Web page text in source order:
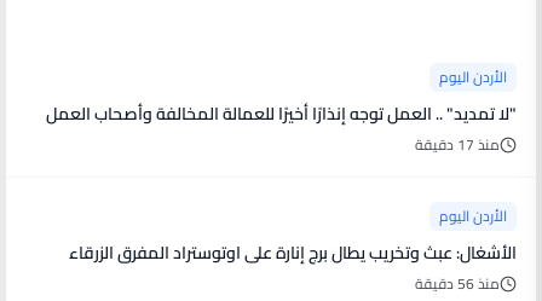
الأردن اليوم
"لا تمديد" .. العمل توجه إنذارًا أخيرًا للعمالة المخالفة وأصحاب العمل
منذ 17 دقيقة
الأردن اليوم
الأشغال: عبث وتخريب يطال برج إنارة على اوتوستراد المفرق الزرقاء
منذ 56 دقيقة